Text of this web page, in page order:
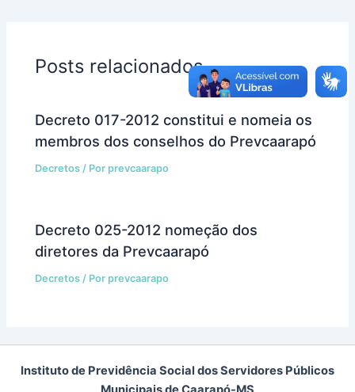
Posts relacionados
Decreto 017-2012 constitui e nomeia os
membros dos conselhos do Prevcaarapó
Decretos / Porprevcaarapo
Decreto 025-2012 nomeção dos
diretores da Prevcaarapó
Decretos / Porprevcaarapo
Instituto de Previdência Social dos Servidores Públicos